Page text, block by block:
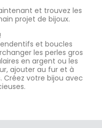
et trouvez les
projet de bijoux.
et boucles
les perles gros
en argent ou les
ajouter au fur et à
votre bijou avec